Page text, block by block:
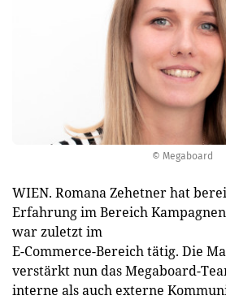
© Megaboard
WIEN. Romana Zehetner hat
Erfahrung im Bereich
war zuletzt im
E-Commerce-Bereich tätig. Die
verstärkt nun das Megaboard-
interne als auch externe